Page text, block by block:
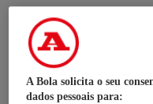
A Bola solicita o seu
dados pessoais para: